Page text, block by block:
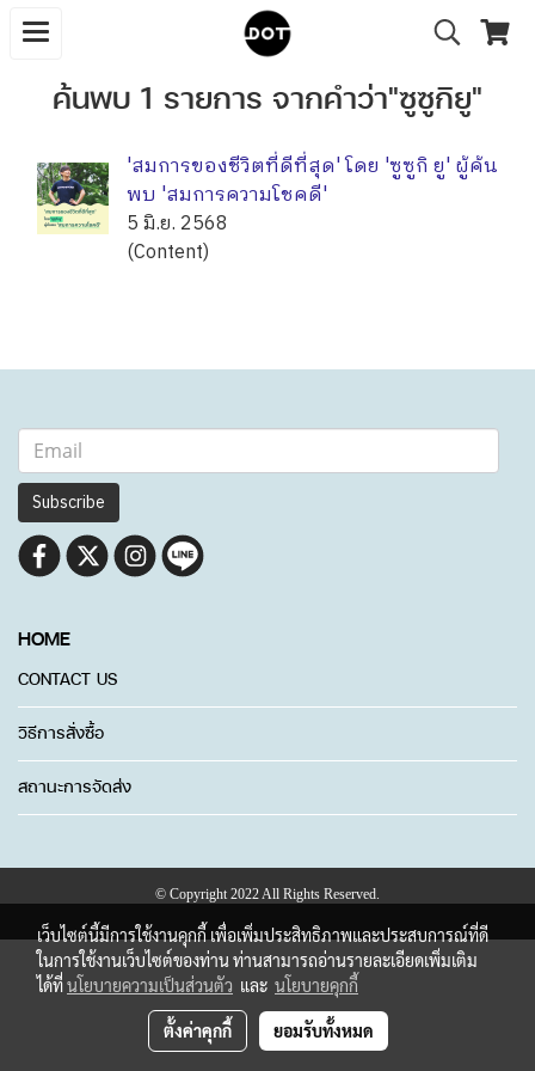
ค้นพบ 1 รายการ จากคำว่า"ซูซูกิยู"
'สมการของชีวิตที่ดีที่สุด' โดย 'ซูซูกิ ยู' ผู้ค้น
พบ 'สมการความโชคดี'
5 มิ.ย. 2568
(Content)
Subscribe
HOME
CONTACT US
วิธีการสั่งซื้อ
สถานะการจัดส่ง
© Copyright 2022 All Rights Reserved.
เว็บไซต์นี้มีการใช้งานคุกกี้ เพื่อเพิ่มประสิทธิภาพและประสบการณ์ที่ดี
ในการใช้งานเว็บไซต์ของท่าน ท่านสามารถอ่านรายละเอียดเพิ่มเติม
ได้ที่นโยบายความเป็นส่วนตัว และ นโยบายคุกกี้
ตั้งค่าคุกกี้ ยอมรับทั้งหมด